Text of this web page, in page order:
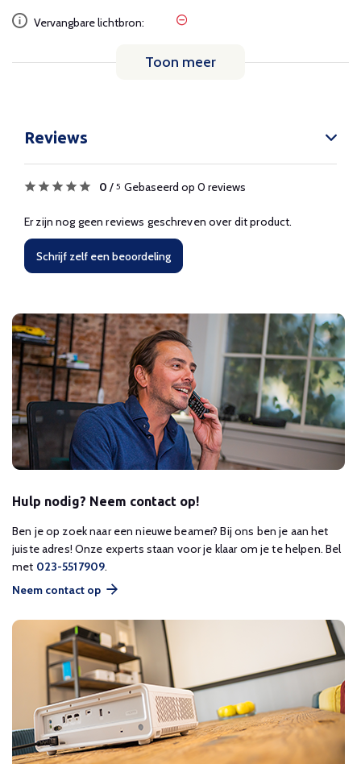
Vervangbare lichtbron:
Toon meer
Reviews
0 / 5 Gebaseerd op 0 reviews
Er zijn nog geen reviews geschreven over dit product.
Schrijf zelf een beoordeling
Hulp nodig? Neem contact op!
Ben je op zoek naar een nieuwe beamer? Bij ons ben je aan het
juiste adres! Onze experts staan voor je klaar om je te helpen. Bel
met 023-5517909.
Neem contact op